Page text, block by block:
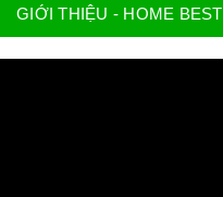
GIỚI THIỆU - HOME BEST